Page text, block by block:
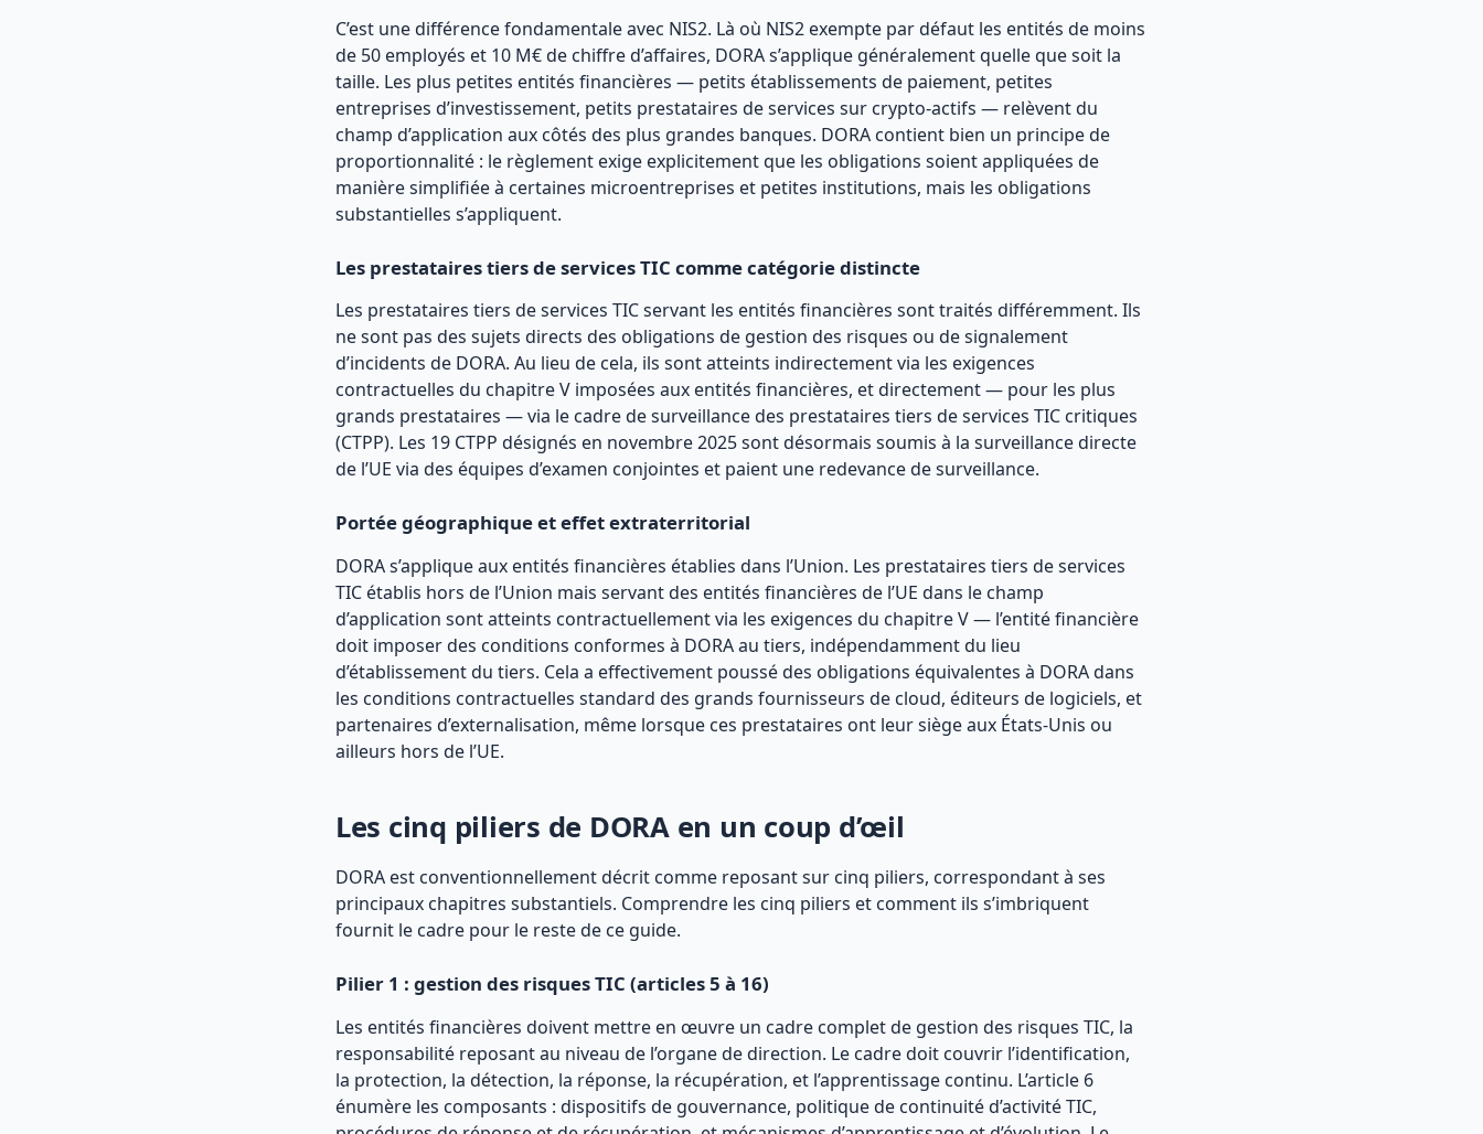
C’est une différence fondamentale avec NIS2. Là où NIS2 exempte par défaut les entités de moins
de 50 employés et 10 M€ de chiffre d’affaires, DORA s’applique généralement quelle que soit la
taille. Les plus petites entités financières — petits établissements de paiement, petites
entreprises d’investissement, petits prestataires de services sur crypto-actifs — relèvent du
champ d’application aux côtés des plus grandes banques. DORA contient bien un principe de
proportionnalité : le règlement exige explicitement que les obligations soient appliquées de
manière simplifiée à certaines microentreprises et petites institutions, mais les obligations
substantielles s’appliquent.
Les prestataires tiers de services TIC comme catégorie distincte
Les prestataires tiers de services TIC servant les entités financières sont traités différemment. Ils
ne sont pas des sujets directs des obligations de gestion des risques ou de signalement
d’incidents de DORA. Au lieu de cela, ils sont atteints indirectement via les exigences
contractuelles du chapitre V imposées aux entités financières, et directement — pour les plus
grands prestataires — via le cadre de surveillance des prestataires tiers de services TIC critiques
(CTPP). Les 19 CTPP désignés en novembre 2025 sont désormais soumis à la surveillance directe
de l’UE via des équipes d’examen conjointes et paient une redevance de surveillance.
Portée géographique et effet extraterritorial
DORA s’applique aux entités financières établies dans l’Union. Les prestataires tiers de services
TIC établis hors de l’Union mais servant des entités financières de l’UE dans le champ
d’application sont atteints contractuellement via les exigences du chapitre V — l’entité financière
doit imposer des conditions conformes à DORA au tiers, indépendamment du lieu
d’établissement du tiers. Cela a effectivement poussé des obligations équivalentes à DORA dans
les conditions contractuelles standard des grands fournisseurs de cloud, éditeurs de logiciels, et
partenaires d’externalisation, même lorsque ces prestataires ont leur siège aux États-Unis ou
ailleurs hors de l’UE.
Les cinq piliers de DORA en un coup d’œil
DORA est conventionnellement décrit comme reposant sur cinq piliers, correspondant à ses
principaux chapitres substantiels. Comprendre les cinq piliers et comment ils s’imbriquent
fournit le cadre pour le reste de ce guide.
Pilier 1 : gestion des risques TIC (articles 5 à 16)
Les entités financières doivent mettre en œuvre un cadre complet de gestion des risques TIC, la
responsabilité reposant au niveau de l’organe de direction. Le cadre doit couvrir l’identification,
la protection, la détection, la réponse, la récupération, et l’apprentissage continu. L’article 6
énumère les composants : dispositifs de gouvernance, politique de continuité d’activité TIC,